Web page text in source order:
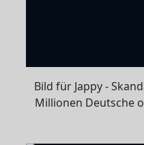
Bild für Jappy -
Millionen Deutsche